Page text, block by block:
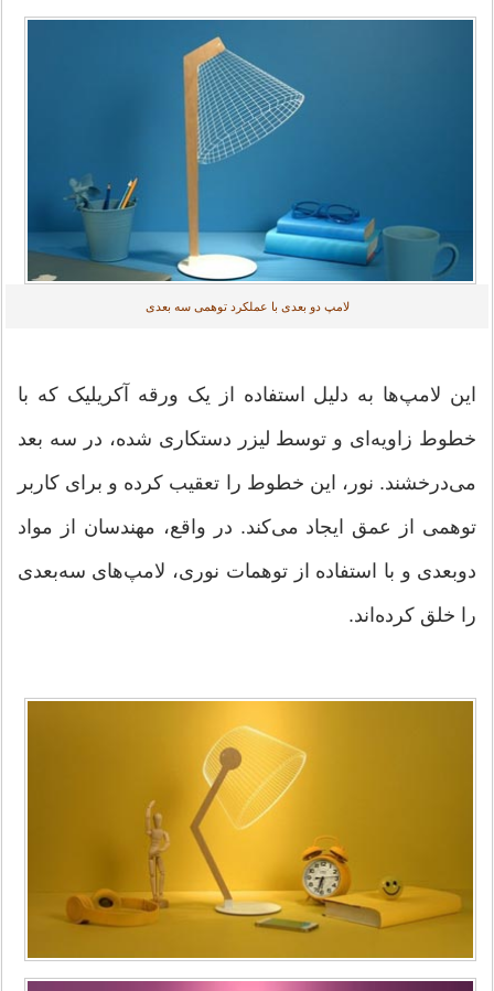
لامپ‌ دو بعدی با عملکرد توهمی سه بعدی
این لامپ‌ها به دلیل استفاده از یک ورقه آکریلیک که با
خطوط زاویه‌ای و توسط لیزر دستکاری شده‌، در سه بعد
می‌درخشند. نور، این خطوط را تعقیب کرده و برای کاربر
توهمی از عمق ایجاد می‌کند. در واقع، مهندسان از مواد
دوبعدی و با استفاده از توهمات نوری، لامپ‌های سه‌بعدی
را خلق کرده‌اند.